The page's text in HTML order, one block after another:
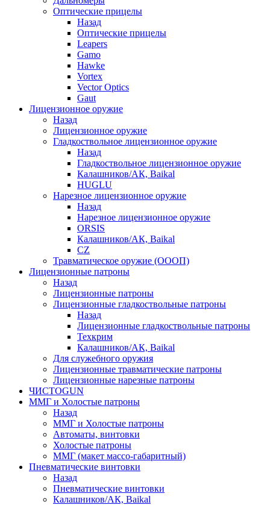
Оптические прицелы
Назад
Оптические прицелы
Leapers
Gamo
Hawke
Vortex
Vector Optics
Gaut
Лицензионное оружие
Назад
Лицензионное оружие
Гладкоствольное лицензионное оружие
Назад
Гладкоствольное лицензионное оружие
Калашников/АК, Baikal
HUGLU
Нарезное лицензионное оружие
Назад
Нарезное лицензионное оружие
ORSIS
Калашников/АК, Baikal
CZ
Травматическое оружие (ОООП)
Лицензионные патроны
Назад
Лицензионные патроны
Лицензионные гладкоствольные патроны
Назад
Лицензионные гладкоствольные патроны
Техкрим
Калашников/АК, Baikal
Для служебного оружия
Лицензионные травматические патроны
Лицензионные нарезные патроны
ЧИСТОGUN
ММГ и Холостые патроны
Назад
ММГ и Холостые патроны
Автоматы, винтовки
Холостые патроны
ММГ (макет массо-габаритный)
Пневматические винтовки
Назад
Пневматические винтовки
Калашников/АК, Baikal